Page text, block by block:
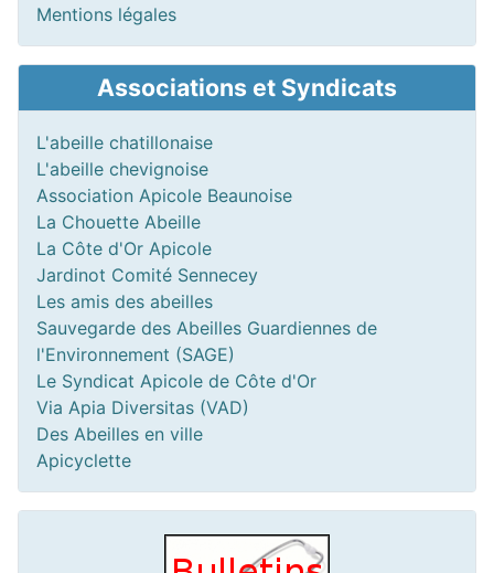
Mentions légales
Associations et Syndicats
L'abeille chatillonaise
L'abeille chevignoise
Association Apicole Beaunoise
La Chouette Abeille
La Côte d'Or Apicole
Jardinot Comité Sennecey
Les amis des abeilles
Sauvegarde des Abeilles Guardiennes de
l'Environnement (SAGE)
Le Syndicat Apicole de Côte d'Or
Via Apia Diversitas (VAD)
Des Abeilles en ville
Apicyclette